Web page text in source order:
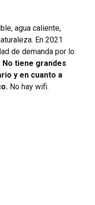
agua caliente,
En 2021
de demanda por lo
No tiene grandes
y en cuanto a
No hay wifi.